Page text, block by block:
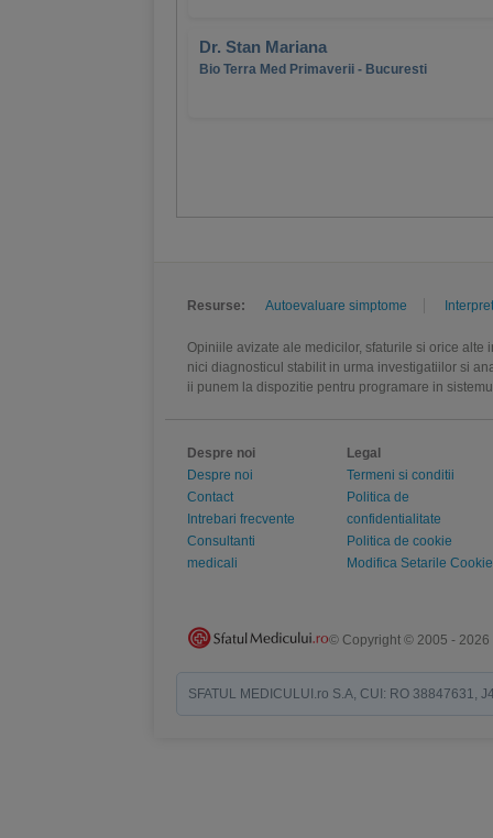
Dr. Stan Mariana
Bio Terra Med Primaverii - Bucuresti
Resurse: Autoevaluare simptome
Opiniile avizate ale medicilor, sfaturile si orice
nici diagnosticul stabilit in urma investigatiilor si
ii punem la dispozitie pentru programare in
Despre noi
Despre noi
Contact
Intrebari frecvente
Consultanti
medicali
Legal
Termeni si conditii
Politica de
confidentialitate
Politica de cookie
Modifica Setarile Cookie
© Copyright © 2005 - 2026
SFATUL MEDICULUI.ro S.A, CUI: RO 38847631,